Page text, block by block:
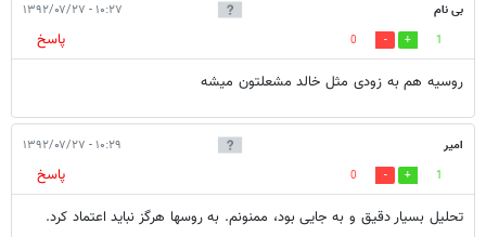
بی نام ۱۰:۲۷ - ۱۳۹۲/۰۷/۲۷
1
0
پاسخ
روسیه هم به زودی مثل خالد مشعلتون میشه
امیر ۱۰:۲۹ - ۱۳۹۲/۰۷/۲۷
1
0
پاسخ
تحلیل بسیار دقیق و به جایی بود، ممنونم. به روسها هرگز نباید اعتماد کرد.